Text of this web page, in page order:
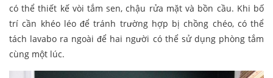
có thể thiết kế vòi tắm sen, chậu rửa mặt và bồn cầu. Khi bố
trí cần khéo léo để tránh trường hợp bị chồng chéo, có thể
tách lavabo ra ngoài để hai người có thể sử dụng phòng tắm
cùng một lúc.